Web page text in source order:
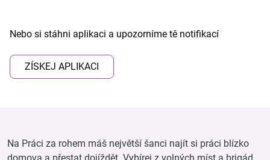
Nebo si stáhni aplikaci a upozorníme tě notifikací
ZÍSKEJ APLIKACI
Na Práci za rohem máš největší šanci najít si práci blízko
domova a přestat dojíždět. Vybírej z volných míst a brigád